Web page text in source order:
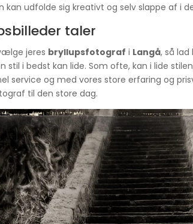
kan udfolde sig kreativt og selv slappe af i
taler
jeres bryllupsfotograf i Langå, så
stil i bedst kan lide. Som ofte, kan i lide
service og med vores store erfaring og
til den store dag.